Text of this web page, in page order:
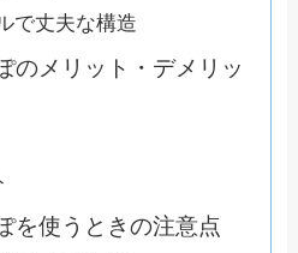
で丈夫な構造
のメリット・デメリッ
を使うときの注意点